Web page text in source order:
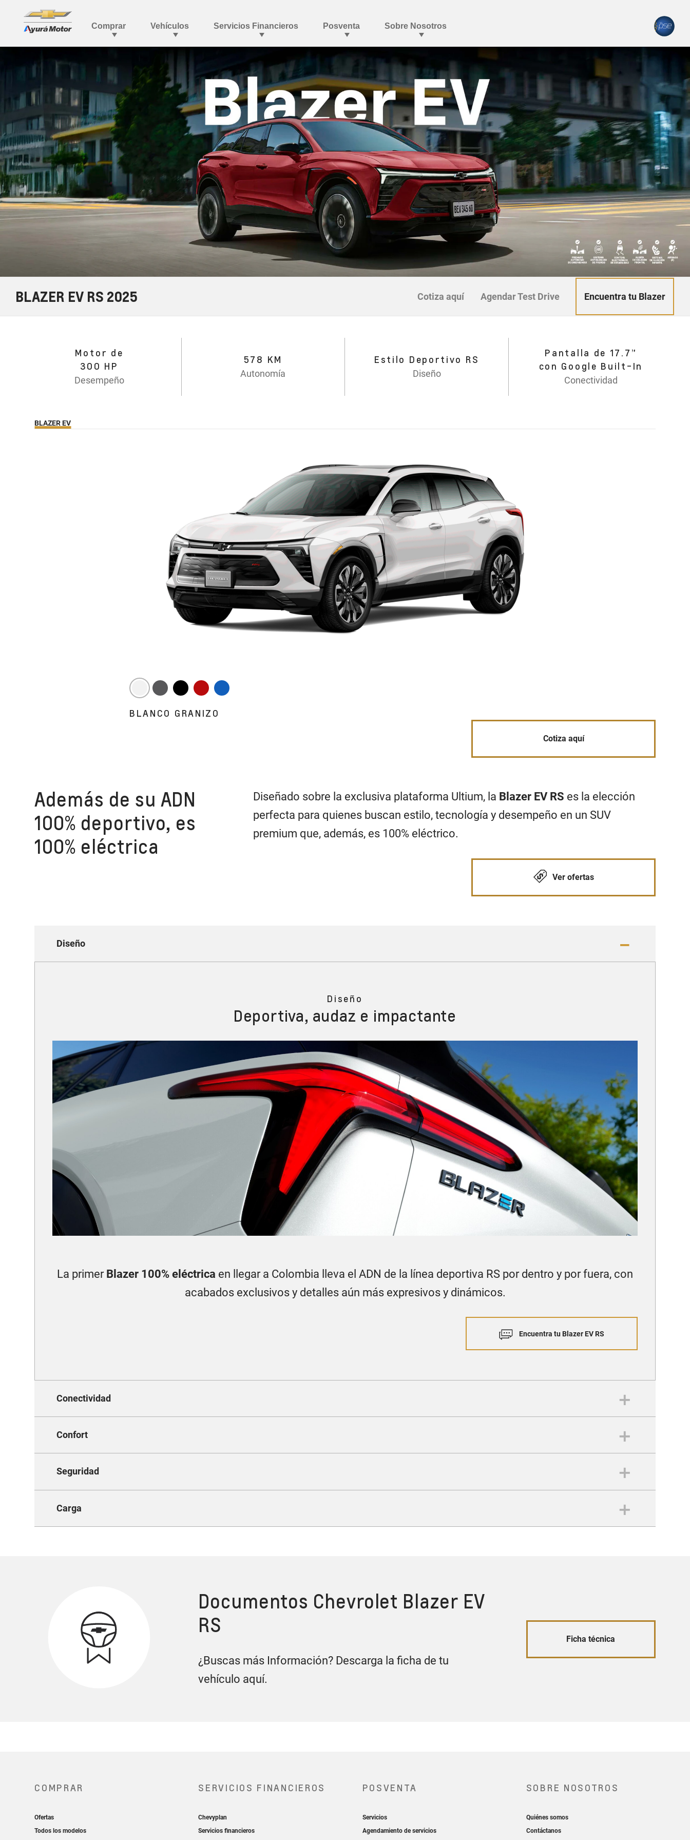
BLAZER EV RS 2025 Cotiza aquí Agendar Test Drive Encuentra tu Blazer
Motor de
300 HP
Desempeño
578 KM
Autonomía
Estilo Deportivo RS
Diseño
Pantalla de 17.7”
con Google Built-In
Conectividad
BLAZER EV
BLANCO GRANIZO
Cotiza aquí
Además de su ADN
100% deportivo, es
100% eléctrica
Diseñado sobre la exclusiva plataforma Ultium, la Blazer EV RS es la elección
perfecta para quienes buscan estilo, tecnología y desempeño en un SUV
premium que, además, es 100% eléctrico.
Ver ofertas
Diseño
Diseño
Deportiva, audaz e impactante
La primer Blazer 100% eléctrica en llegar a Colombia lleva el ADN de la línea deportiva RS por dentro y por fuera, con
acabados exclusivos y detalles aún más expresivos y dinámicos.
Encuentra tu Blazer EV RS
Conectividad
Conectividad
sonido bose®
Google built-in, que no necesita
Confort
Confort
Seguridad
Seguridad
Carga
carga rápida!
¡Un cargador sin costos adicionales!
Documentos Chevrolet Blazer EV
RS
¿Buscas más Información? Descarga la ficha de tu
vehículo aquí.
Ficha técnica